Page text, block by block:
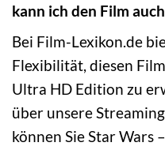
kann ich den Film
Bei Film-Lexikon.de
Flexibilität, diesen
Ultra HD Edition zu
über unsere
können Sie Star Wars